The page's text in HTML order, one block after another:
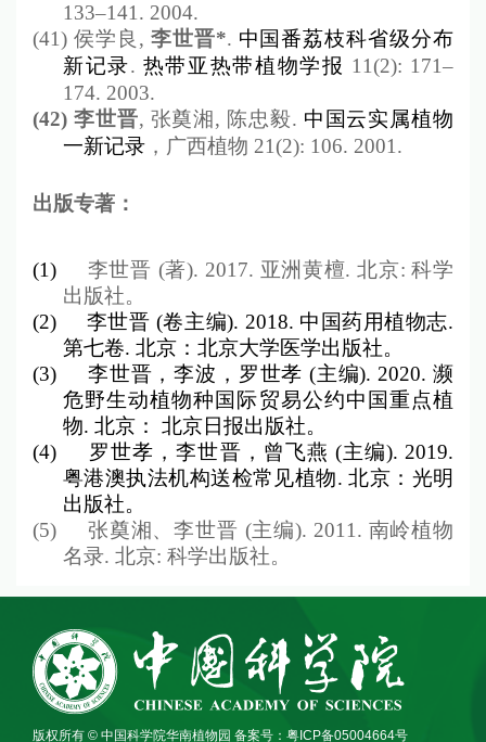
133–141. 2004.
(41) 侯学良 , 李世晋*. 中国番荔枝科省级分布
新记录. 热带亚热带植物学报 11(2): 171–
174. 2003.
(42) 李世晋, 张奠湘, 陈忠毅. 中国云实属植物
一新记录 ，广西植物 21(2): 106. 2001.
出版专著：
(1) 李世晋 (著). 2017. 亚洲黄檀.北京:科学
出版社。
(2)
李世晋 (卷主编). 2018. 中国药用植物志.
第七卷. 北京：北京大学医学出版社。
(3)
李世晋，李波，罗世孝 (主编). 2020.濒
危野生动植物种国际贸易公约中国重点植
物. 北京：
北京日报出版社。
(4)
罗世孝，李世晋，曾飞燕 (主编). 2019.
粤港澳执法机构送检常见植物.北京：光明
出版社。
(5)
张奠湘、李世晋 (主编). 2011. 南岭植物
名录. 北京: 科学出版社。
版权所有 © 中国科学院华南植物园 备案号：粤ICP备05004664号